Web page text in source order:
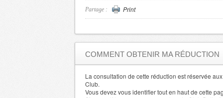
Creuse - 23000 , (fr)
Doubs - 25000 , (fr)
Drome
Eure - 27000 , (fr)
Eure et Loir - 28000 , (fr)
Finistere - 29000 , (fr)
Partage : Print
COMMENT OBTENIR MA RÉDUCTION
La consultation de cette réduction est réservée
Club.
Vous devez vous identifier tout en haut de cette